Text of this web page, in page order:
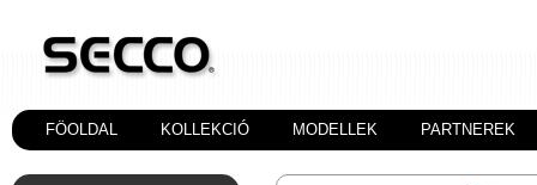
FÖOLDAL KOLLEKCIÓ MODELLEK PARTNEREK